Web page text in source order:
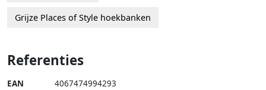
Grijze Places of Style hoekbanken
Referenties
EAN 4067474994293